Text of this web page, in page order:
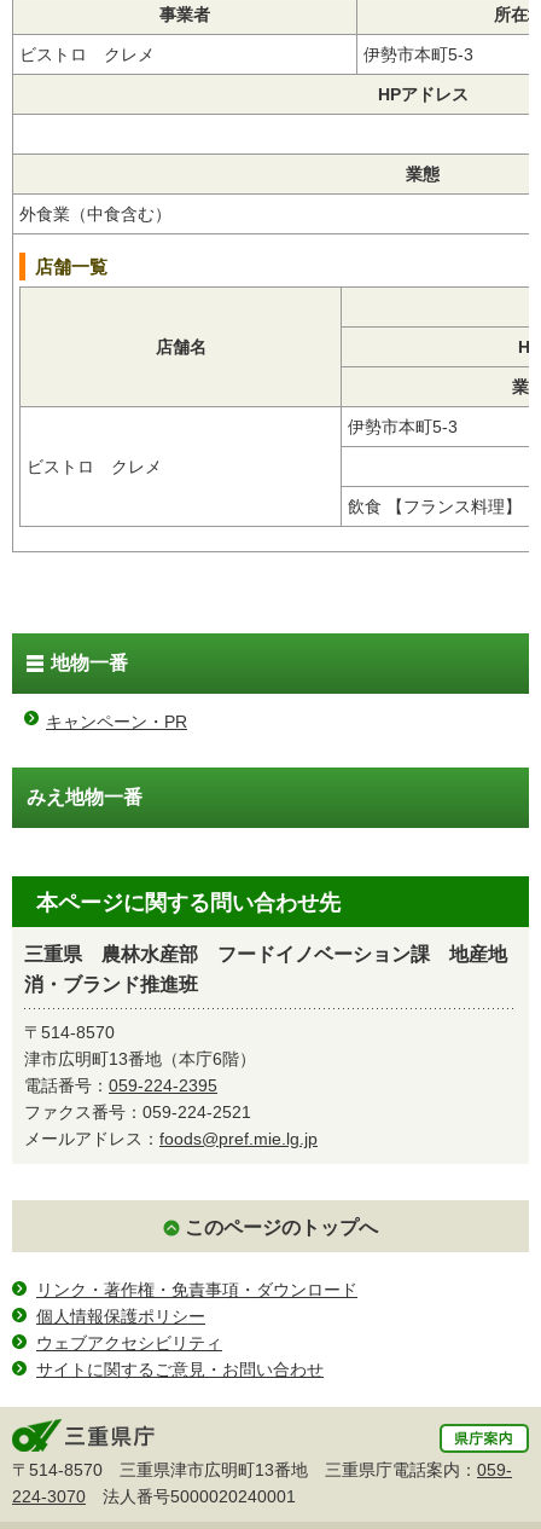
事業者 所在
ビストロ クレメ 伊勢市本町5-3
HPアドレス
業態
外食業（中食含む）
店舗一覧
店舗名
業
ビストロ クレメ
伊勢市本町5-3
飲食 【フランス料理】
地物一番
キャンペーン・PR
みえ地物一番
本ページに関する問い合わせ先
三重県 農林水産部 フードイノベーション課 地産地
消・ブランド推進班
〒514-8570
津市広明町13番地（本庁6階）
電話番号： 059-224-2395
ファクス番号：059-224-2521
メールアドレス： foods@pref.mie.lg.jp
このページのトップへ
リンク・著作権・免責事項・ダウンロード
個人情報保護ポリシー
ウェブアクセシビリティ
サイトに関するご意見・お問い合わせ
〒514-8570 三重県津市広明町13番地 三重県庁電話案内： 059-
224-3070 法人番号5000020240001